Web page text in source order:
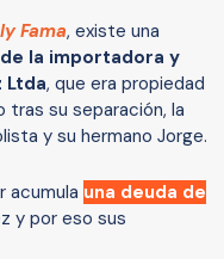
Fama, existe una
la importadora y
Ltda, que era propiedad
tras su separación, la
y su hermano Jorge.
acumula una deuda de
y por eso sus